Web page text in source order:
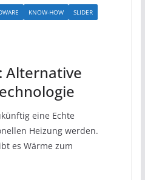
KNOW-HOW
SLIDER
Alternative
eine Echte
Heizung werden.
es Wärme zum